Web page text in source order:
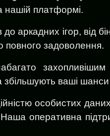
нашій платформі.
аркадних ігор, від
повного задоволення.
збільшують ваші
особистих
Наша оперативна